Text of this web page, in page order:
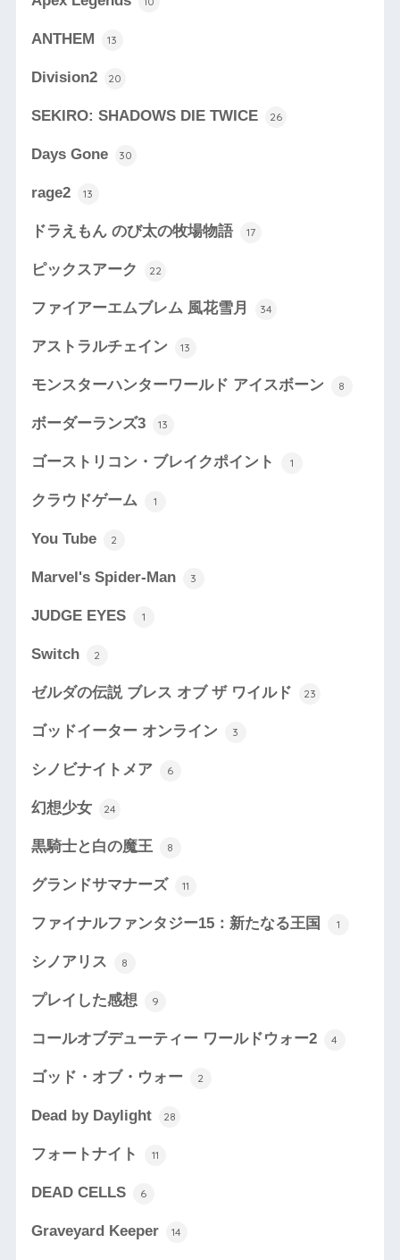
ANTHEM 13
Division2 20
SEKIRO: SHADOWS DIE TWICE 26
Days Gone 30
rage2 13
ドラえもん のび太の牧場物語 17
ピックスアーク 22
ファイアーエムブレム 風花雪月 34
アストラルチェイン 13
モンスターハンターワールド アイスボーン 8
ボーダーランズ3 13
ゴーストリコン・ブレイクポイント 1
クラウドゲーム 1
You Tube 2
Marvel's Spider-Man 3
JUDGE EYES 1
Switch 2
ゼルダの伝説 ブレス オブ ザ ワイルド 23
ゴッドイーター オンライン 3
シノビナイトメア 6
幻想少女 24
黒騎士と白の魔王 8
グランドサマナーズ 11
ファイナルファンタジー15：新たなる王国 1
シノアリス 8
プレイした感想 9
コールオブデューティー ワールドウォー2 4
ゴッド・オブ・ウォー 2
Dead by Daylight 28
フォートナイト 11
DEAD CELLS 6
Graveyard Keeper 14